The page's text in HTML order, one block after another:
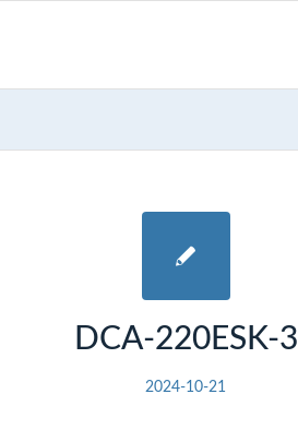
DCA-220ESK-3
2024-10-21